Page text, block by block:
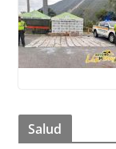
Salud